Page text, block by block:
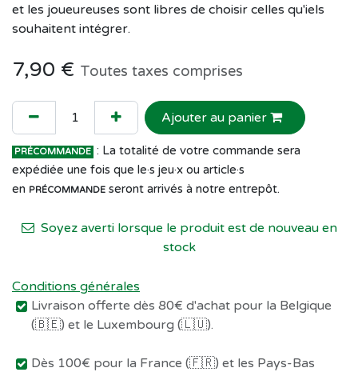
et les joueureuses sont libres de choisir celles qu'iels
souhaitent intégrer.
7,90 € Toutes taxes comprises
Ajouter au panier
PRÉCOMMANDE : La totalité de votre commande sera
expédiée une fois que le·s jeu·x ou article·s
en PRÉCOMMANDE seront arrivés à notre entrepôt.
Soyez averti lorsque le produit est de nouveau en
stock
Conditions générales
Livraison offerte dès 80€ d'achat pour la Belgique
(🇧🇪) et le Luxembourg (🇱🇺).
Dès 100€ pour la France (🇫🇷) et les Pays-Bas